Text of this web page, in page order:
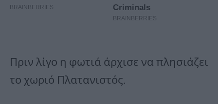
Πριν λίγο η φωτιά άρχισε να πλησιάζει
το χωριό Πλατανιστός.